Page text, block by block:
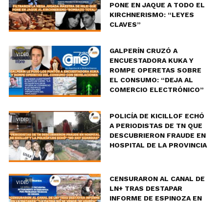
PONE EN JAQUE A TODO EL
KIRCHNERISMO: “LEYES
CLAVES”
VIDEO
GALPERÍN CRUZÓ A
ENCUESTADORA KUKA Y
ROMPE OPERETAS SOBRE
EL CONSUMO: “DEJA AL
COMERCIO ELECTRÓNICO”
VIDEO
POLICÍA DE KICILLOF ECHÓ
A PERIODISTAS DE TN QUE
DESCUBRIERON FRAUDE EN
HOSPITAL DE LA PROVINCIA
VIDEO
CENSURARON AL CANAL DE
LN+ TRAS DESTAPAR
INFORME DE ESPINOZA EN